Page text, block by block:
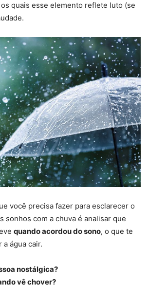
quais esse elemento reflete luto (se
você precisa fazer para esclarecer o
sonhos com a chuva é analisar que
quando acordou do sono, o que te
água cair.
nostálgica?
vê chover?